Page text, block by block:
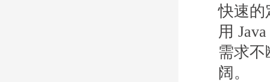
快速的
用
需求不
阔。